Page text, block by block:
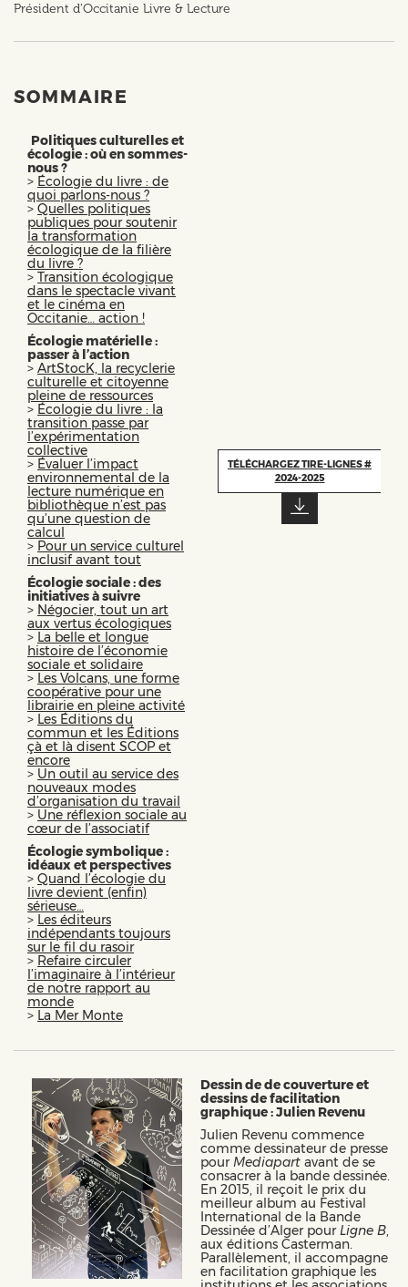
Président d’Occitanie Livre & Lecture
SOMMAIRE
Politiques culturelles et
écologie : où en sommes-
nous ?
> Écologie du livre : de
quoi parlons-nous ?
> Quelles politiques
publiques pour soutenir
la transformation
écologique de la filière
du livre ?
> Transition écologique
dans le spectacle vivant
et le cinéma en
Occitanie… action !
Écologie matérielle :
passer à l’action
> ArtStocK, la recyclerie
culturelle et citoyenne
pleine de ressources
> Écologie du livre : la
transition passe par
l’expérimentation
collective
> Évaluer l’impact
environnemental de la
lecture numérique en
bibliothèque n’est pas
qu’une question de
calcul
> Pour un service culturel
inclusif avant tout
Écologie sociale : des
initiatives à suivre
> Négocier, tout un art
aux vertus écologiques
> La belle et longue
histoire de l’économie
sociale et solidaire
> Les Volcans, une forme
coopérative pour une
librairie en pleine activité
> Les Éditions du
commun et les Éditions
çà et là disent SCOP et
encore
> Un outil au service des
nouveaux modes
d’organisation du travail
> Une réflexion sociale au
cœur de l’associatif
Écologie symbolique :
idéaux et perspectives
> Quand l’écologie du
livre devient (enfin)
sérieuse…
> Les éditeurs
indépendants toujours
sur le fil du rasoir
> Refaire circuler
l’imaginaire à l’intérieur
de notre rapport au
monde
> La Mer Monte
TÉLÉCHARGEZ TIRE-LIGNES #
2024-2025
Dessin de de couverture et
dessins de facilitation
graphique : Julien Revenu
Julien Revenu commence
comme dessinateur de presse
pourMediapart avant de se
consacrer à la bande dessinée.
En 2015, il reçoit le prix du
meilleur album au Festival
International de la Bande
Dessinée d’Alger pourLigne B,
aux éditions Casterman.
Parallèlement, il accompagne
en facilitation graphique les